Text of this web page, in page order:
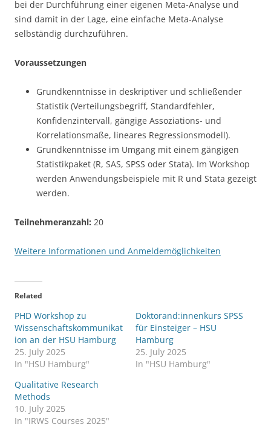
bei der Durchführung einer eigenen Meta-Analyse und
sind damit in der Lage, eine einfache Meta-Analyse
selbständig durchzuführen.
Voraussetzungen
Grundkenntnisse in deskriptiver und schließender
Statistik (Verteilungsbegriff, Standardfehler,
Konfidenzintervall, gängige Assoziations- und
Korrelationsmaße, lineares Regressionsmodell).
Grundkenntnisse im Umgang mit einem gängigen
Statistikpaket (R, SAS, SPSS oder Stata). Im Workshop
werden Anwendungsbeispiele mit R und Stata gezeigt
werden.
Teilnehmeranzahl: 20
Weitere Informationen und Anmeldemöglichkeiten
Related
PHD Workshop zu
Wissenschaftskommunikat
ion an der HSU Hamburg
25. July 2025
In "HSU Hamburg"
Doktorand:innenkurs SPSS
für Einsteiger – HSU
Hamburg
25. July 2025
In "HSU Hamburg"
Qualitative Research
Methods
10. July 2025
In "IRWS Courses 2025"